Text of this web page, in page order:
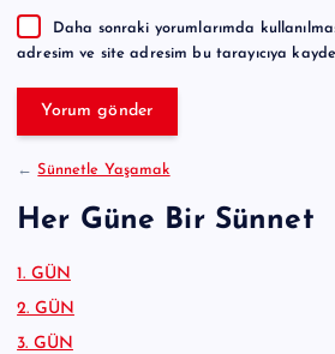
Daha sonraki yorumlarımda
adresim ve site adresim bu tarayıcıya
a
t
←Sünnetle Yaşamak
Her Güne Bir Sünnet
1. GÜN
2. GÜN
3. GÜN